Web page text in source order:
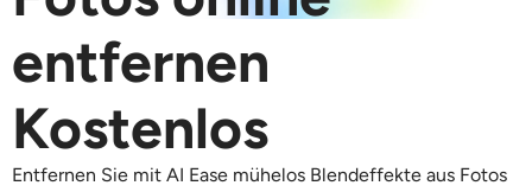
Bild zu Video
Videoeffekte
KI-Kuss-Generator
KI-Bild
Text zu Bild
entfernen
Kostenlos
Entfernen Sie mit AI Ease mühelos Blendeffekte aus Fotos